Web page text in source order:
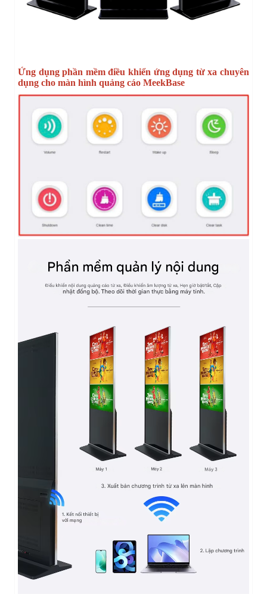
Ứng dụng phần mềm điều khiển ứng dụng từ xa chuyên
dụng cho màn hình quảng cáo MeekBase